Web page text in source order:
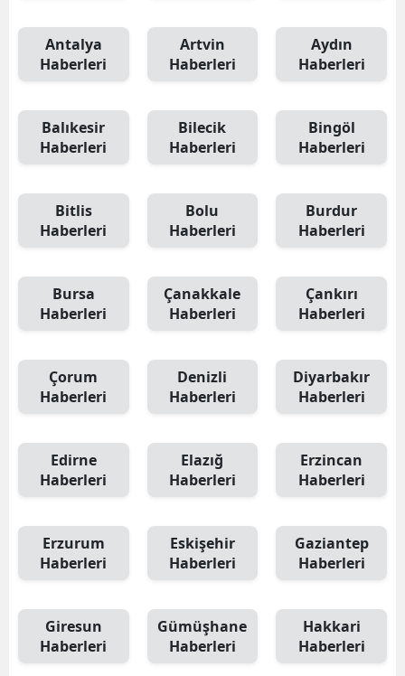
Antalya
Haberleri
Artvin
Haberleri
Aydın
Haberleri
Balıkesir
Haberleri
Bilecik
Haberleri
Bingöl
Haberleri
Bitlis
Haberleri
Bolu
Haberleri
Burdur
Haberleri
Bursa
Haberleri
Çanakkale
Haberleri
Çankırı
Haberleri
Çorum
Haberleri
Denizli
Haberleri
Diyarbakır
Haberleri
Edirne
Haberleri
Elazığ
Haberleri
Erzincan
Haberleri
Erzurum
Haberleri
Eskişehir
Haberleri
Gaziantep
Haberleri
Giresun
Haberleri
Gümüşhane
Haberleri
Hakkari
Haberleri